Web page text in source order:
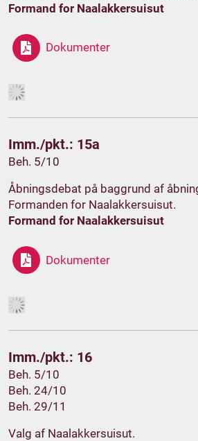
Formand for Naalakkersuisut
Dokumenter
Imm./pkt.: 15a
Beh. 5/10
Åbningsdebat på baggrund af
Formanden for Naalakkersuisut.
Formand for Naalakkersuisut
Dokumenter
Imm./pkt.: 16
Beh. 5/10
Beh. 24/10
Beh. 29/11
Valg af Naalakkersuisut.